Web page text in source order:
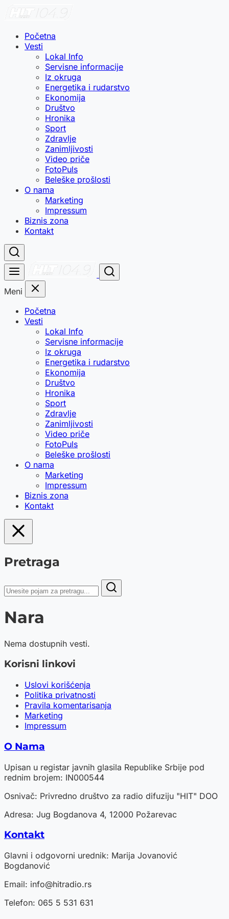
Početna
Vesti
Lokal Info
Servisne informacije
Iz okruga
Energetika i rudarstvo
Ekonomija
Društvo
Hronika
Sport
Zdravlje
Zanimljivosti
Video priče
FotoPuls
Beleške prošlosti
O nama
Marketing
Impressum
Biznis zona
Kontakt
Meni
Početna
Vesti
Lokal Info
Servisne informacije
Iz okruga
Energetika i rudarstvo
Ekonomija
Društvo
Hronika
Sport
Zdravlje
Zanimljivosti
Video priče
FotoPuls
Beleške prošlosti
O nama
Marketing
Impressum
Biznis zona
Kontakt
Pretraga
Nara
Nema dostupnih vesti.
Korisni linkovi
Uslovi korišćenja
Politika privatnosti
Pravila komentarisanja
Marketing
Impressum
O Nama
Upisan u registar javnih glasila Republike Srbije pod
rednim brojem: IN000544
Osnivač: Privredno društvo za radio difuziju "HIT" DOO
Adresa: Jug Bogdanova 4, 12000 Požarevac
Kontakt
Glavni i odgovorni urednik: Marija Jovanović
Bogdanović
Email: info@hitradio.rs
Telefon: 065 5 531 631